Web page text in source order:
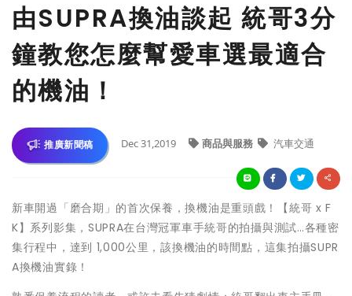
由SUPRA換油談起 統哥3分
鐘教您怎麼幫愛車選最適合
的機油！
推廣新聞稿 Dec 31,2019 商品與服務 汽車交通
新車開過「磨合期」的首次保養，換機油是重頭戲！【統哥 x F
K】系列影集，SUPRA在台灣冠軍車手統哥的拍攝與測試…各種密
集行程中，達到 1,000公里，該換機油的時間點，這集拍攝SUPR
A換機油實錄！